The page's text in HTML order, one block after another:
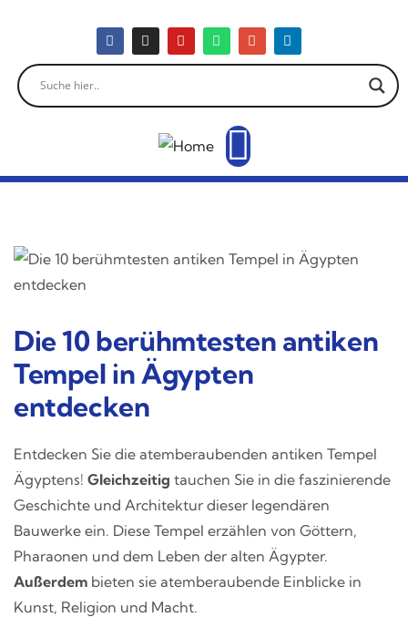
Die 10 berühmtesten antiken
Tempel in Ägypten
entdecken
Entdecken Sie die atemberaubenden antiken Tempel
Ägyptens! Gleichzeitig tauchen Sie in die faszinierende
Geschichte und Architektur dieser legendären
Bauwerke ein. Diese Tempel erzählen von Göttern,
Pharaonen und dem Leben der alten Ägypter.
Außerdem bieten sie atemberaubende Einblicke in
Kunst, Religion und Macht.